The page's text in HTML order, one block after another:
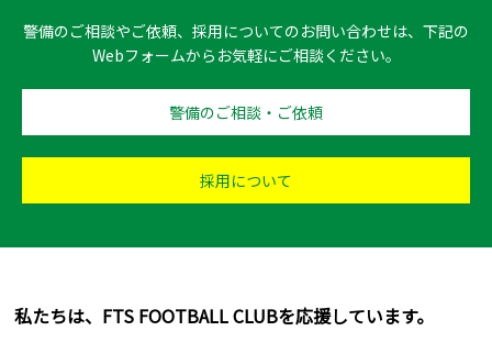
警備のご相談やご依頼、採用についてのお問い合わせは、下記の
Webフォームからお気軽にご相談ください。
警備のご相談・ご依頼
採用について
私たちは、FTS FOOTBALL CLUBを応援しています。